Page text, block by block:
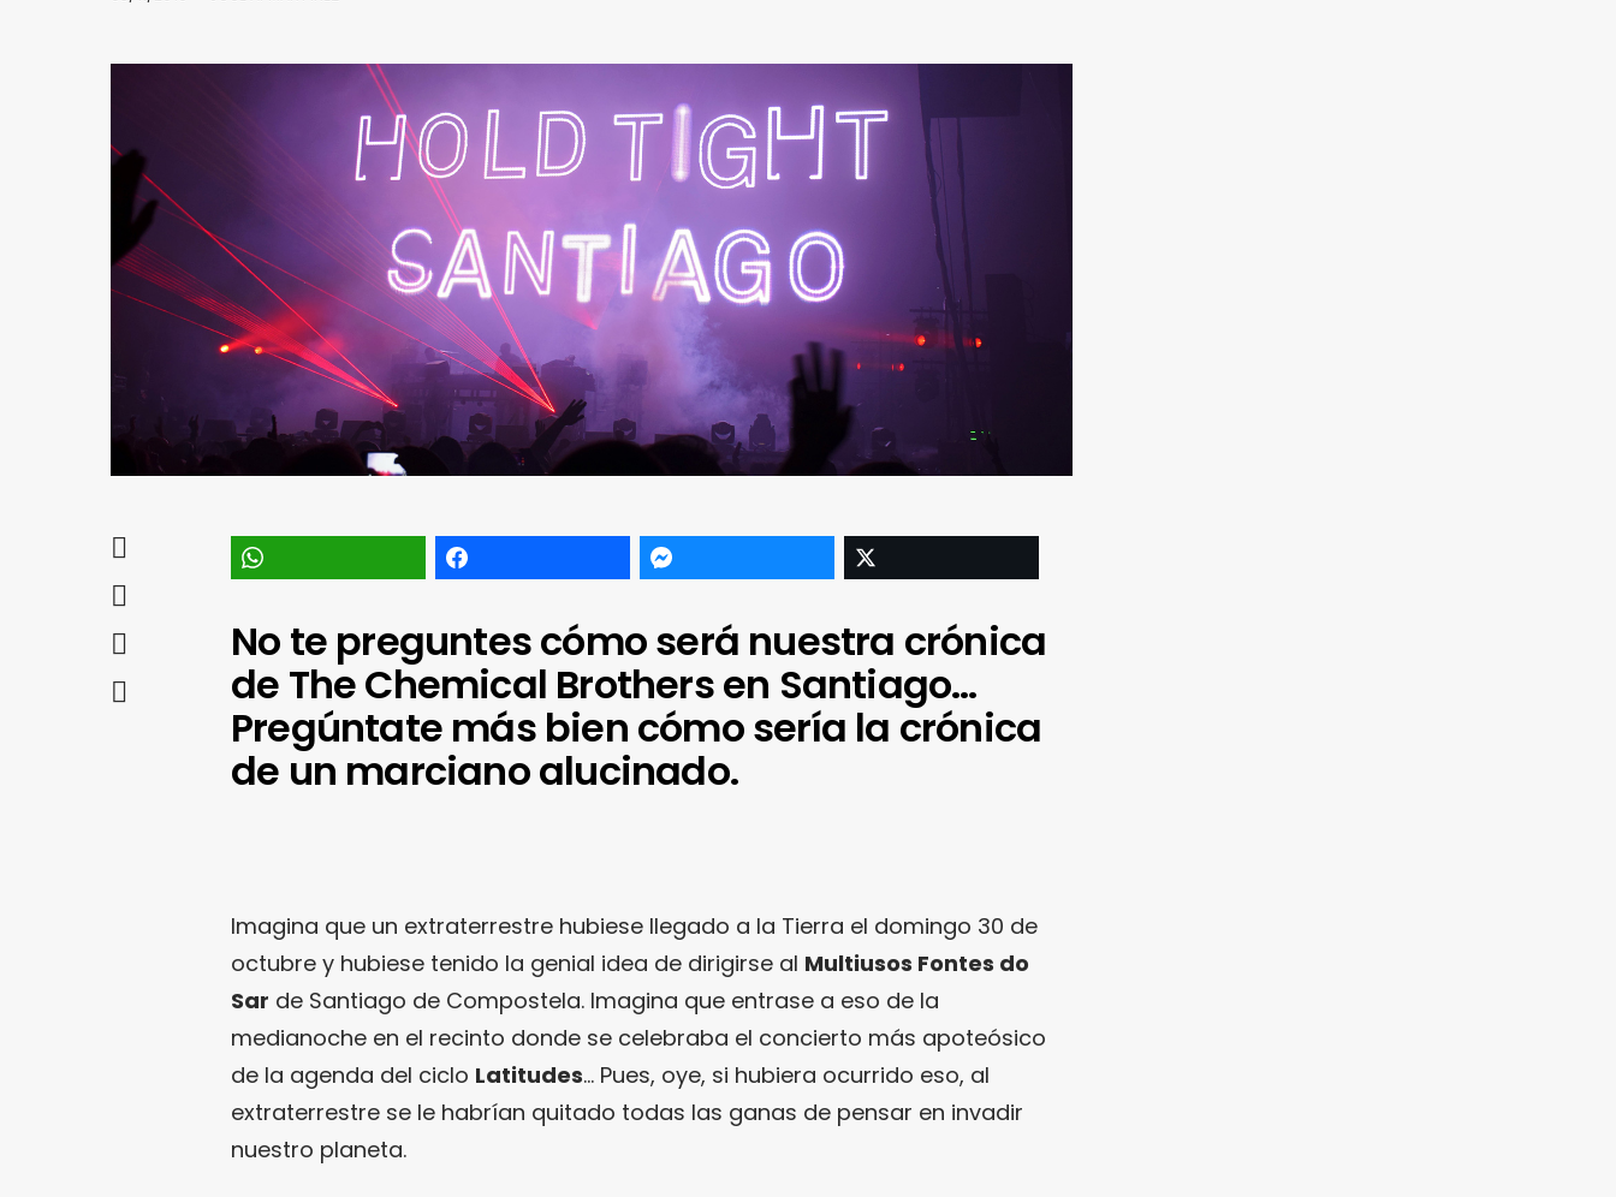
No te preguntes cómo será nuestra crónica
de The Chemical Brothers en Santiago…
Pregúntate más bien cómo sería la crónica
de un marciano alucinado.
Imagina que un extraterrestre hubiese llegado a la Tierra el domingo 30 de
octubre y hubiese tenido la genial idea de dirigirse al Multiusos Fontes do
Sar de Santiago de Compostela. Imagina que entrase a eso de la
medianoche en el recinto donde se celebraba el concierto más apoteósico
de la agenda del ciclo Latitudes… Pues, oye, si hubiera ocurrido eso, al
extraterrestre se le habrían quitado todas las ganas de pensar en invadir
nuestro planeta.